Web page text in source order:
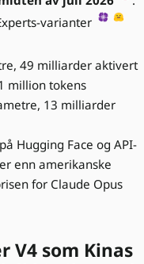
varianter
49 milliarder aktivert
million tokens
13 milliarder
Hugging Face og API-
enn amerikanske
for Claude Opus
V4 som Kinas